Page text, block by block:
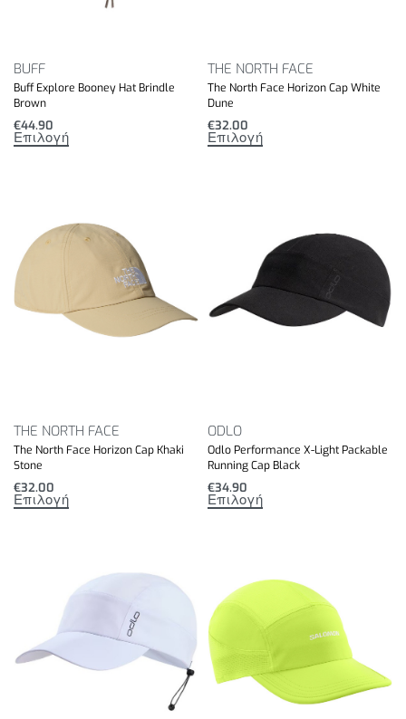
BUFF
Buff Explore Booney Hat Brindle
Brown
€44.90
Επιλογή
THE NORTH FACE
The North Face Horizon Cap White
Dune
€32.00
Επιλογή
THE NORTH FACE
The North Face Horizon Cap Khaki
Stone
€32.00
Επιλογή
ODLO
Odlo Performance X-Light Packable
Running Cap Black
€34.90
Επιλογή